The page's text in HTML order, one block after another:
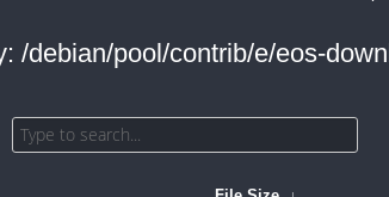
/debian/pool/contrib/e/eos-